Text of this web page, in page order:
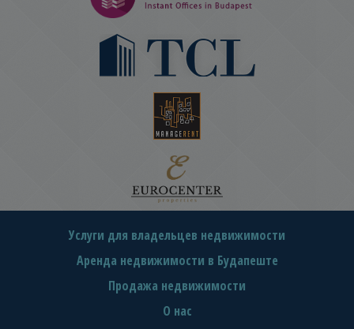
Услуги для владельцев недвижимости
Аренда недвижимости в Будапеште
Продажа недвижимости
О нас